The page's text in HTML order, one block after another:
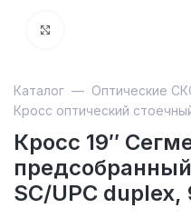
Каталог — Оптические
Кросс оптический
Кросс 19″
предсобранный
SC/UPC